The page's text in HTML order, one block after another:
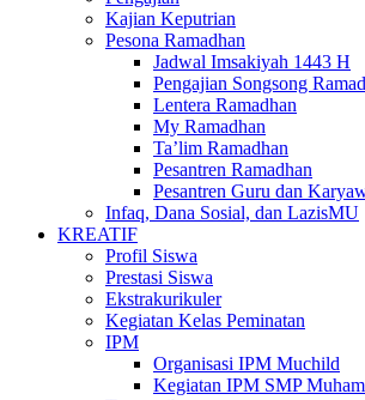
Kajian Keputrian
Pesona Ramadhan
Jadwal Imsakiyah 1443 H
Pengajian Songsong
Lentera Ramadhan
My Ramadhan
Ta’lim Ramadhan
Pesantren Ramadhan
Pesantren Guru dan
Infaq, Dana Sosial, dan LazisMU
KREATIF
Profil Siswa
Prestasi Siswa
Ekstrakurikuler
Kegiatan Kelas Peminatan
IPM
Organisasi IPM Muchild
Kegiatan IPM SMP